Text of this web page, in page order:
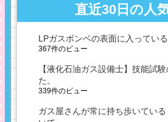
直近30日の人
LPガスボンベの表面に入ってい
367件のビュー
【液化石油ガス設備士】技能試
た。
339件のビュー
ガス屋さんが常に持ち歩いてい